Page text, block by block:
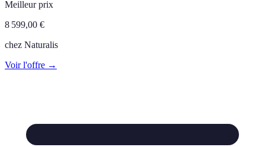
Meilleur prix
8 599,00 €
chez Naturalis
Voir l'offre →